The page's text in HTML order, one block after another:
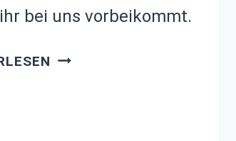
bei uns vorbeikommt.
WELTKINDERTAG